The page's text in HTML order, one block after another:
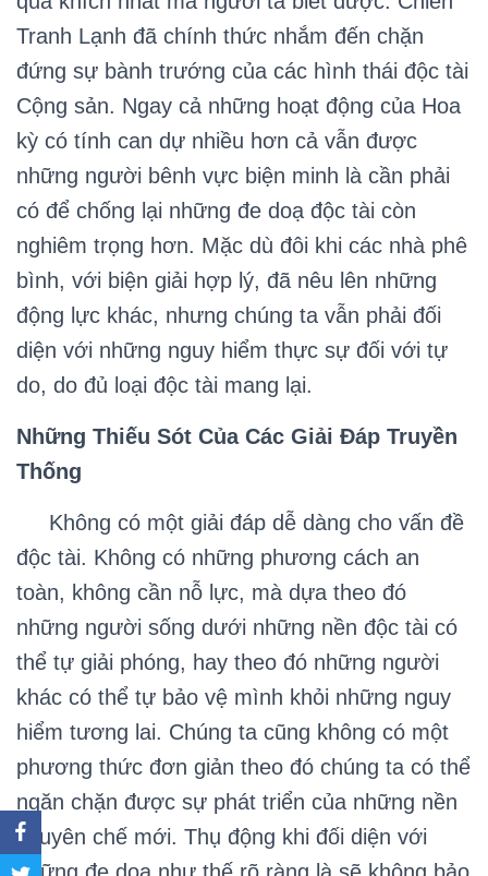
Tranh Lạnh đã chính thức nhắm đến chặn
đứng sự bành trướng của các hình thái độc tài
Cộng sản. Ngay cả những hoạt động của Hoa
kỳ có tính can dự nhiều hơn cả vẫn được
những người bênh vực biện minh là cần phải
có để chống lại những đe doạ độc tài còn
nghiêm trọng hơn. Mặc dù đôi khi các nhà phê
bình, với biện giải hợp lý, đã nêu lên những
động lực khác, nhưng chúng ta vẫn phải đối
diện với những nguy hiểm thực sự đối với tự
do, do đủ loại độc tài mang lại.
Những Thiếu Sót Của Các Giải Đáp Truyền
Thống
Không có một giải đáp dễ dàng cho vấn đề
độc tài. Không có những phương cách an
toàn, không cần nỗ lực, mà dựa theo đó
những người sống dưới những nền độc tài có
thể tự giải phóng, hay theo đó những người
khác có thể tự bảo vệ mình khỏi những nguy
hiểm tương lai. Chúng ta cũng không có một
phương thức đơn giản theo đó chúng ta có thể
ngăn chặn được sự phát triển của những nền
chuyên chế mới. Thụ động khi đối diện với